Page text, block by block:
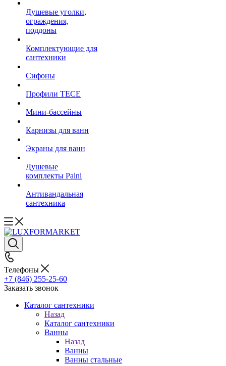
Душевые уголки,
ограждения,
поддоны
Комплектующие для
сантехники
Сифоны
Профили TECE
Мини-бассейны
Карнизы для ванн
Экраны для ванн
Душевые
комплекты Paini
Антивандальная
сантехника
Телефоны
+7 (846) 255-25-60
Заказать звонок
Каталог сантехники
Назад
Каталог сантехники
Ванны
Назад
Ванны
Ванны стальные